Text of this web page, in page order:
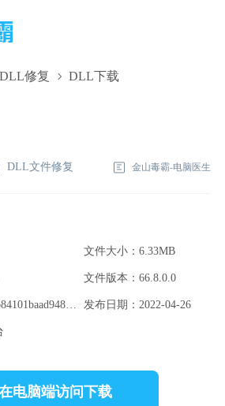
DLL修复 DLL下载
载,dcu2d66.dll修复
DLL文件修复 金山毒霸-电脑医生
文件大小：6.33MB
文件版本：66.8.0.0
文件MD5：6b9c3b27ebb84101baad948445461b92 发布日期：2022-04-26
电脑端访问下载